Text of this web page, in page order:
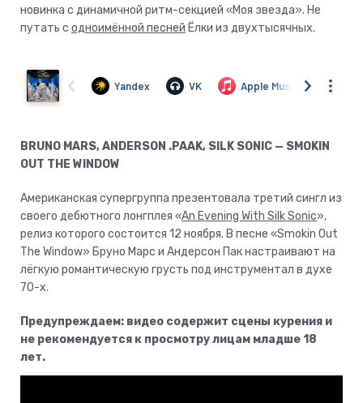
новинка с динамичной ритм-секцией «Моя звезда». Не
путать с одноимённой песней Ёлки из двухтысячных.
BRUNO MARS, ANDERSON .PAAK, SILK SONIC — SMOKIN
OUT THE WINDOW
Американская супергруппа презентовала третий сингл из
своего дебютного лонгплея «An Evening With Silk Sonic»,
релиз которого состоится 12 ноября. В песне «Smokin Out
The Window» Бруно Марс и Андерсон Пак настраивают на
лёгкую романтическую грусть под инструментал в духе
70-х.
Предупреждаем: видео содержит сцены курения и
не рекомендуется к просмотру лицам младше 18
лет.